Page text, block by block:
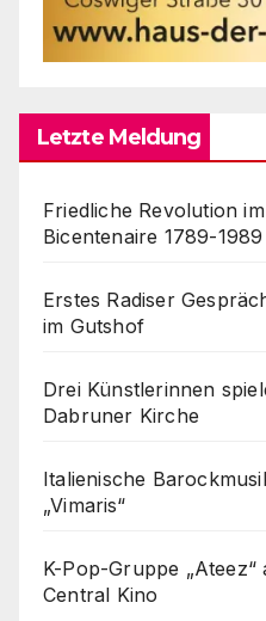
Letzte Meldung
Friedliche Revolution
Bicentenaire 1789-1989
Erstes Radiser
im Gutshof
Drei Künstlerinnen
Dabruner Kirche
Italienische
„Vimaris“
K-Pop-Gruppe
Central Kino